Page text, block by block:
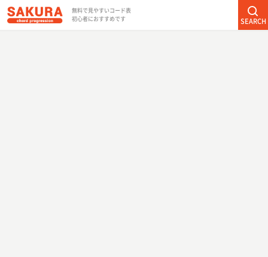
無料で見やすいコード表
初心者におすすめです
SEARCH